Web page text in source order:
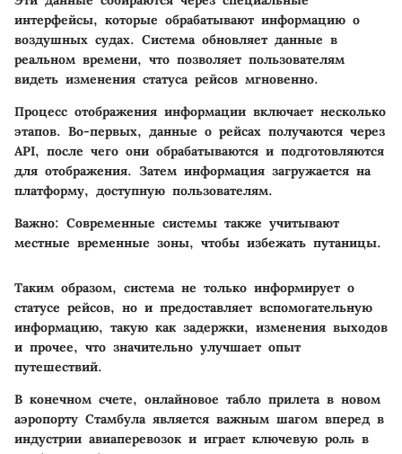
интерфейсы, которые обрабатывают информацию о
воздушных судах. Система обновляет данные в
реальном времени, что позволяет пользователям
видеть изменения статуса рейсов мгновенно.
Процесс отображения информации включает несколько
этапов. Во-первых, данные о рейсах получаются через
API, после чего они обрабатываются и подготовляются
для отображения. Затем информация загружается на
платформу, доступную пользователям.
Важно: Современные системы также учитывают
местные временные зоны, чтобы избежать путаницы.
Таким образом, система не только информирует о
статусе рейсов, но и предоставляет вспомогательную
информацию, такую как задержки, изменения выходов
и прочее, что значительно улучшает опыт
путешествий.
В конечном счете, онлайновое табло прилета в новом
аэропорту Стамбула является важным шагом вперед в
индустрии авиаперевозок и играет ключевую роль в